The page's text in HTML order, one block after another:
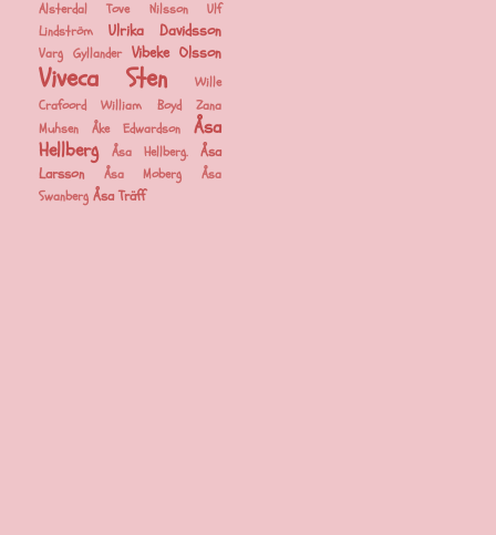
Alsterdal
Tove Nilsson
Ulf
Lindström
Ulrika Davidsson
Varg Gyllander Vibeke Olsson
Viveca Sten
Wille
Crafoord
William Boyd
Zana
Muhsen
Åke Edwardson
Åsa
Hellberg
Åsa Hellberg.
Åsa
Larsson
Åsa Moberg
Åsa
Swanberg Åsa Träff